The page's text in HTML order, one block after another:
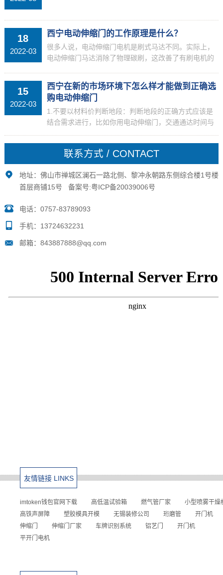
18
2022-03
西宁电动伸缩门的工作原理是什么？
很多人说，电动伸缩门电机是刷式马达不同。实际上，
电动伸缩门马达消除了物理碳刷，这改善了有刷电机的
速操作过程中的问题。可是，因为没有物理碳刷，该转
向模块，...
15
2022-03
西宁在新的市场环境下怎么样才能做到正确选
购电动伸缩门
1.不要以材料价判断地段：判断地段的正确方式应该是
结合需求进行，比如你用电动伸缩门，交通通达时间与
生活配套是主要判断标准，能够满足职场要求以及日常
生活所及就可了。2.不要以城市功能区判断配套成熟与
联系方式 / CONTACT
地址：佛山市禅城区澜石一路北侧、黎冲永朝路东侧综合楼1号楼
首层商铺15号 备案号:粤ICP备20039006号
电话：0757-83789093
手机：13724632231
邮箱：843887888@qq.com
友情链接 LINKS
imtoken钱包官网下载 高低温试验箱 燃气管厂家
小型喷雾干燥
高铁声屏障
塑胶模具开模 无锡装修公司 珩磨管
开门机
伸缩门
伸缩门厂家 车牌识别系统 铝艺门
开门机
平开门电机